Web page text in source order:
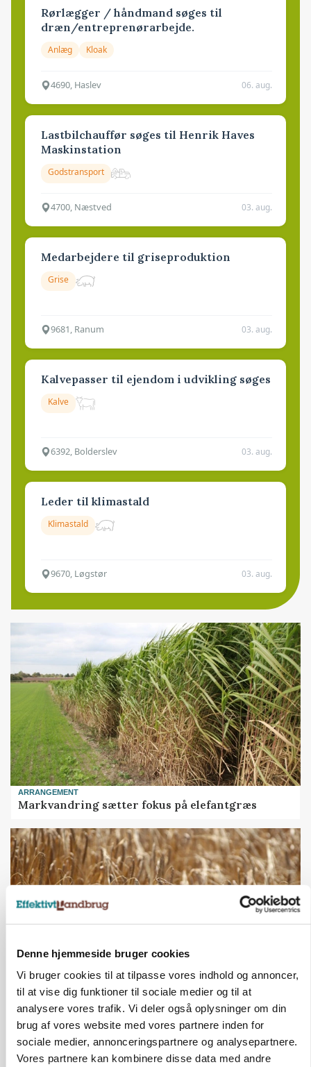
Denne hjemmeside bruger cookies
Vi bruger cookies til at tilpasse vores indhold og annoncer,
til at vise dig funktioner til sociale medier og til at
analysere vores trafik. Vi deler også oplysninger om din
brug af vores website med vores partnere inden for
sociale medier, annonceringspartnere og analysepartnere.
Vores partnere kan kombinere disse data med andre
Rørlægger / håndmand søges til
dræn/entreprenørarbejde.
Anlæg Kloak
4690, Haslev 06. aug.
Lastbilchauffør søges til Henrik Haves
Maskinstation
Godstransport
4700, Næstved 03. aug.
Medarbejdere til griseproduktion
Grise
9681, Ranum 03. aug.
Kalvepasser til ejendom i udvikling søges
Kalve
6392, Bolderslev 03. aug.
Leder til klimastald
Klimastald
9670, Løgstør 03. aug.
ARRANGEMENT
Markvandring sætter fokus på elefantgræs
PLANTER
KWS Rallys topper årets sortsforsøg i vinterbyg